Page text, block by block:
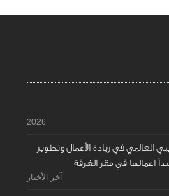
2026
العالمي في ريادة الأعمال وتطوير
اعمالها في مقر الغرفة
آخر الأخبار